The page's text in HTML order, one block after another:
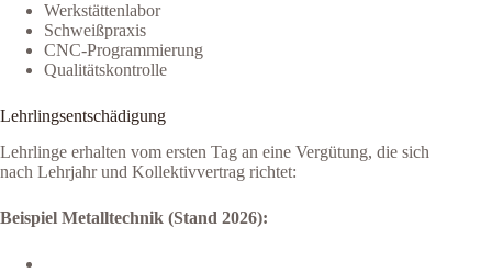
Werkstättenlabor
Schweißpraxis
CNC-Programmierung
Qualitätskontrolle
Lehrlingsentschädigung
Lehrlinge erhalten vom ersten Tag an eine Vergütung, die sich
nach Lehrjahr und Kollektivvertrag richtet:
Beispiel Metalltechnik (Stand 2026):